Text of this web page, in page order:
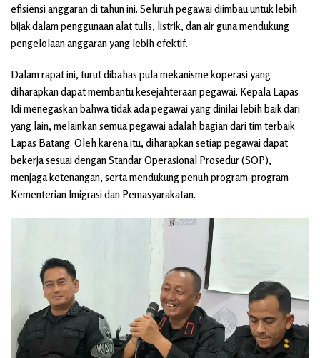
efisiensi anggaran di tahun ini. Seluruh pegawai diimbau untuk lebih
bijak dalam penggunaan alat tulis, listrik, dan air guna mendukung
pengelolaan anggaran yang lebih efektif.
Dalam rapat ini, turut dibahas pula mekanisme koperasi yang
diharapkan dapat membantu kesejahteraan pegawai. Kepala Lapas
Idi menegaskan bahwa tidak ada pegawai yang dinilai lebih baik dari
yang lain, melainkan semua pegawai adalah bagian dari tim terbaik
Lapas Batang. Oleh karena itu, diharapkan setiap pegawai dapat
bekerja sesuai dengan Standar Operasional Prosedur (SOP),
menjaga ketenangan, serta mendukung penuh program-program
Kementerian Imigrasi dan Pemasyarakatan.